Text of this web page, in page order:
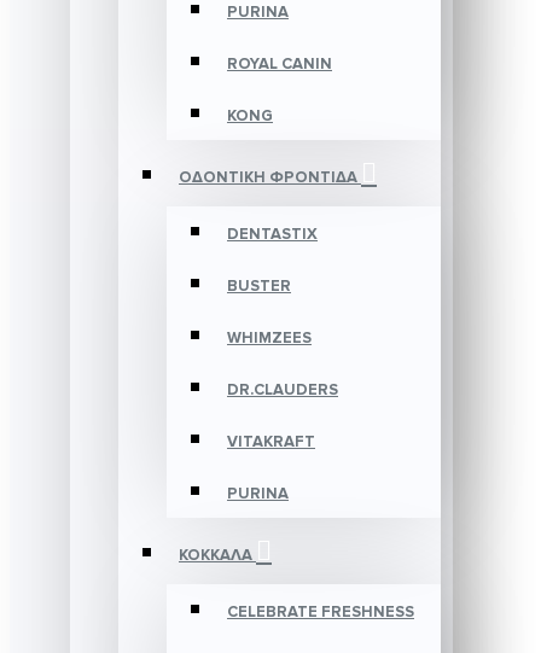
PURINA
ROYAL CANIN
KONG
ΟΔΟΝΤΙΚΗ ΦΡΟΝΤΙΔΑ
DENTASTIX
BUSTER
WHIMZEES
DR.CLAUDERS
VITAKRAFT
PURINA
ΚΟΚΚΑΛΑ
CELEBRATE FRESHNESS